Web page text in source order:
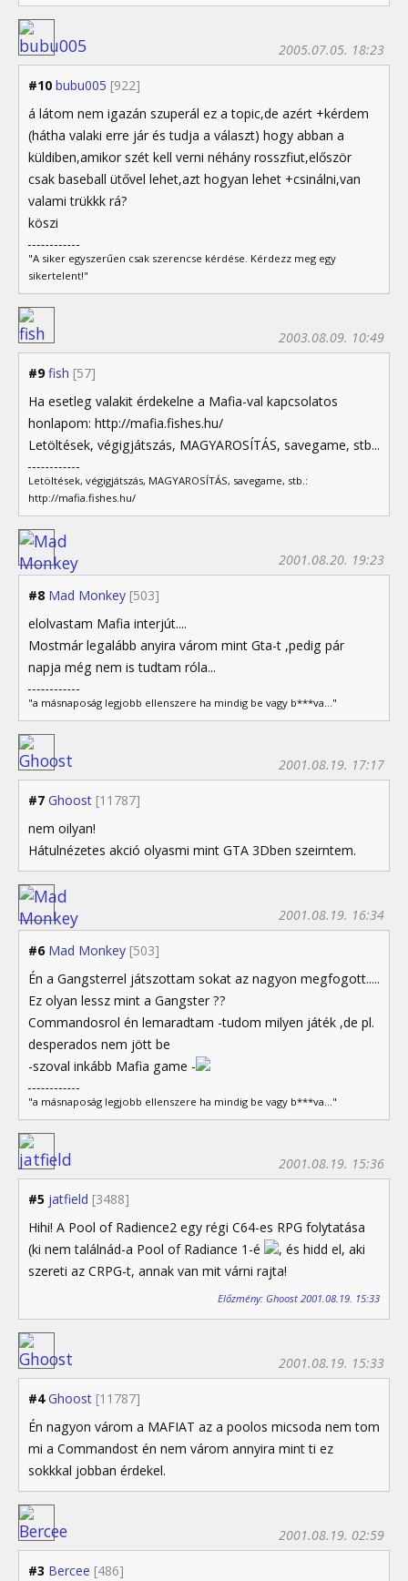
#10 bubu005 [922]
2005.07.05. 18:23
á látom nem igazán szuperál ez a topic,de azért +kérdem
(hátha valaki erre jár és tudja a választ) hogy abban a
küldiben,amikor szét kell verni néhány rosszfiut,először
csak baseball ütővel lehet,azt hogyan lehet +csinálni,van
valami trükkk rá?
köszi
"A siker egyszerűen csak szerencse kérdése. Kérdezz meg egy
sikertelent!"
#9 fish [57]
2003.08.09. 10:49
Ha esetleg valakit érdekelne a Mafia-val kapcsolatos
honlapom: http://mafia.fishes.hu/
Letöltések, végigjátszás, MAGYAROSÍTÁS, savegame, stb...
Letöltések, végigjátszás, MAGYAROSÍTÁS, savegame, stb.:
http://mafia.fishes.hu/
#8 Mad Monkey [503]
2001.08.20. 19:23
elolvastam Mafia interjút....
Mostmár legalább anyira várom mint Gta-t ,pedig pár
napja még nem is tudtam róla...
"a másnaposág legjobb ellenszere ha mindig be vagy b***va..."
#7 Ghoost [11787]
2001.08.19. 17:17
nem oilyan!
Hátulnézetes akció olyasmi mint GTA 3Dben szeirntem.
#6 Mad Monkey [503]
2001.08.19. 16:34
Én a Gangsterrel játszottam sokat az nagyon megfogott.....
Ez olyan lessz mint a Gangster ??
Commandosrol én lemaradtam -tudom milyen játék ,de pl.
desperados nem jött be
-szoval inkább Mafia game -
"a másnaposág legjobb ellenszere ha mindig be vagy b***va..."
#5 jatfield [3488]
2001.08.19. 15:36
Hihi! A Pool of Radience2 egy régi C64-es RPG folytatása
(ki nem találnád-a Pool of Radiance 1-é
, és hidd el, aki
szereti az CRPG-t, annak van mit várni rajta!
Előzmény: Ghoost 2001.08.19. 15:33
#4 Ghoost [11787]
2001.08.19. 15:33
Én nagyon várom a MAFIAT az a poolos micsoda nem tom
mi a Commandost én nem várom annyira mint ti ez
sokkkal jobban érdekel.
#3 Bercee [486]
2001.08.19. 02:59